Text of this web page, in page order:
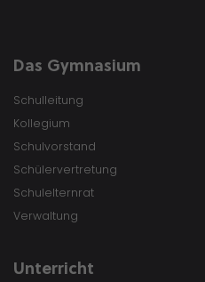
Das Gymnasium
Schulleitung
Kollegium
Schulvorstand
Schülervertretung
Schulelternrat
Verwaltung
Unterricht